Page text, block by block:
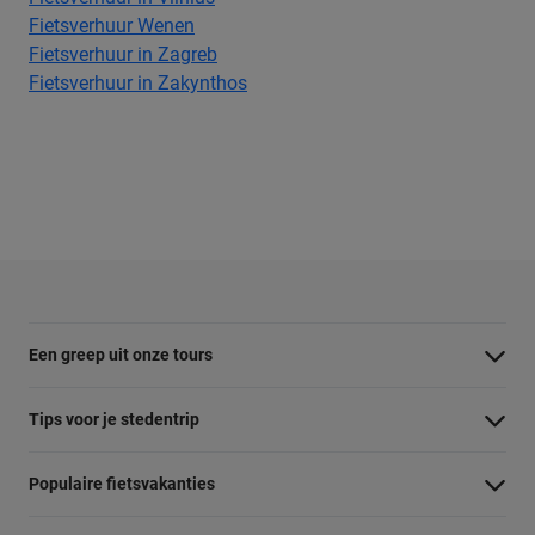
Fietsverhuur Wenen
Fietsverhuur in Zagreb
Fietsverhuur in Zakynthos
Een greep uit onze tours
Barcelona Panorama tour
Dublin fietstour
Tips voor je stedentrip
Wat te doen in Amsterdam
Populaire fietsvakanties